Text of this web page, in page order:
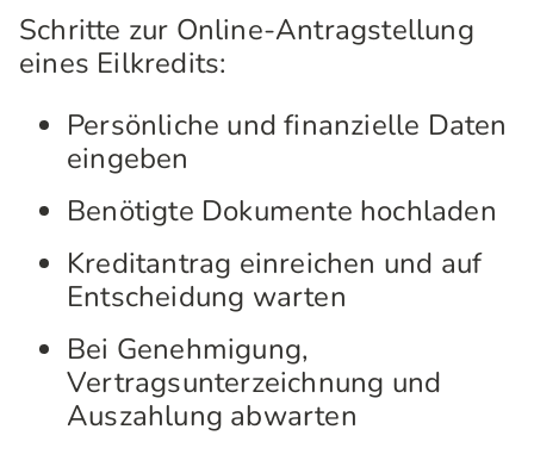
Schritte zur Online-Antragstellung
eines Eilkredits:
Persönliche und finanzielle Daten
eingeben
Benötigte Dokumente hochladen
Kreditantrag einreichen und auf
Entscheidung warten
Bei Genehmigung,
Vertragsunterzeichnung und
Auszahlung abwarten